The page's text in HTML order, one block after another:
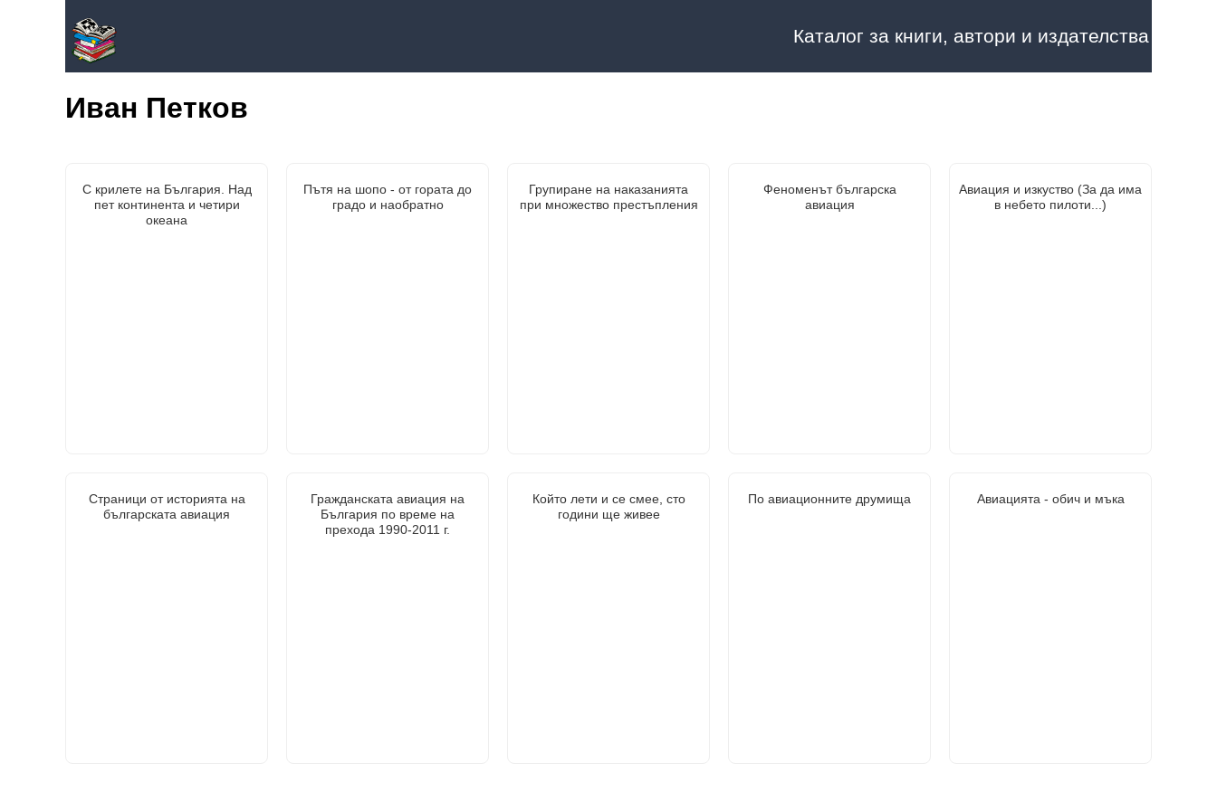
Каталог за книги, автори и издателства
Иван Петков
С крилете на България. Над
пет континента и четири
океана
Пътя на шопо - от гората до
градо и наобратно
Групиране на наказанията
при множество престъпления
Феноменът българска
авиация
Авиация и изкуство (За да има
в небето пилоти...)
Страници от историята на
българската авиация
Гражданската авиация на
България по време на
прехода 1990-2011 г.
Който лети и се смее, сто
години ще живее
По авиационните друмища Авиацията - обич и мъка